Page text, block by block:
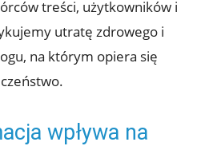
treści, użytkowników i
utratę zdrowego i
na którym opiera się
wpływa na